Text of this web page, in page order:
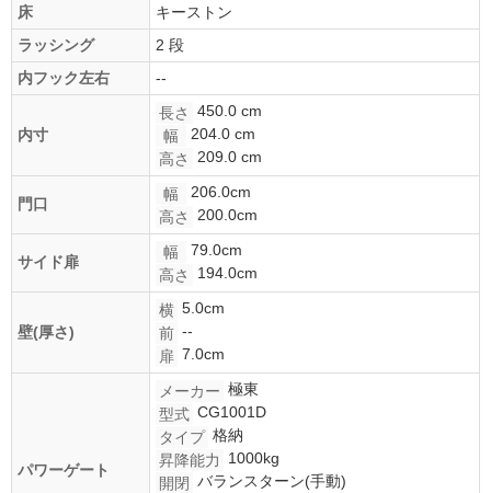
床
キーストン
ラッシング
2 段
内フック左右
--
内寸
長さ
450.0 cm
幅
204.0 cm
高さ
209.0 cm
門口
幅
206.0cm
高さ
200.0cm
サイド扉
幅
79.0cm
高さ
194.0cm
壁(厚さ)
横 5.0cm
前 --
扉 7.0cm
パワーゲート
メーカー 極東
型式 CG1001D
タイプ 格納
昇降能力
1000kg
開閉 バランスターン(手動)